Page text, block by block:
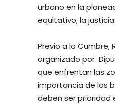
urbano en la
equitativo, la
Previo a la
organizado por
que enfrentan las
importancia de los
deben ser prioridad